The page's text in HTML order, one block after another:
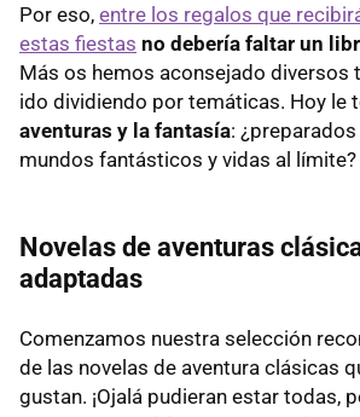
Por eso, entre los regalos que
estas fiestas no debería faltar un
Más os hemos aconsejado diversos
ido dividiendo por temáticas. Hoy le
aventuras y la fantasía:
mundos fantásticos y vidas al límite?
Novelas de aventuras
adaptadas
Comenzamos nuestra selección
de las novelas de aventura clásicas
gustan. ¡Ojalá pudieran estar todas,